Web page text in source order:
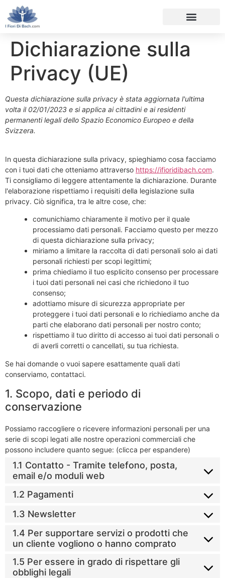
Dichiarazione sulla
Privacy (UE)
Questa dichiarazione sulla privacy è stata aggiornata l'ultima
volta il 02/01/2023 e si applica ai cittadini e ai residenti
permanenti legali dello Spazio Economico Europeo e della
Svizzera.
In questa dichiarazione sulla privacy, spieghiamo cosa facciamo
con i tuoi dati che otteniamo attraverso https://ifioridibach.com.
Ti consigliamo di leggere attentamente la dichiarazione. Durante
l'elaborazione rispettiamo i requisiti della legislazione sulla
privacy. Ciò significa, tra le altre cose, che:
comunichiamo chiaramente il motivo per il quale
processiamo dati personali. Facciamo questo per mezzo
di questa dichiarazione sulla privacy;
miriamo a limitare la raccolta di dati personali solo ai dati
personali richiesti per scopi legittimi;
prima chiediamo il tuo esplicito consenso per processare
i tuoi dati personali nei casi che richiedono il tuo
consenso;
adottiamo misure di sicurezza appropriate per
proteggere i tuoi dati personali e lo richiediamo anche da
parti che elaborano dati personali per nostro conto;
rispettiamo il tuo diritto di accesso ai tuoi dati personali o
di averli corretti o cancellati, su tua richiesta.
Se hai domande o vuoi sapere esattamente quali dati
conserviamo, contattaci.
1. Scopo, dati e periodo di
conservazione
Possiamo raccogliere o ricevere informazioni personali per una
serie di scopi legati alle nostre operazioni commerciali che
possono includere quanto segue: (clicca per espandere)
1.1 Contatto - Tramite telefono, posta,
email e/o moduli web
1.2 Pagamenti
1.3 Newsletter
1.4 Per supportare servizi o prodotti che
un cliente vogliono o hanno comprato
1.5 Per essere in grado di rispettare gli
obblighi legali